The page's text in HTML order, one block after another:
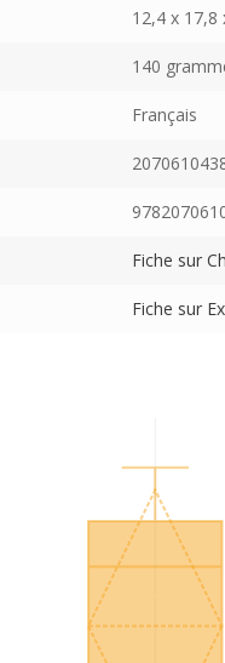
12,4 x 17,8
140
Français
Fiche sur
Fiche sur